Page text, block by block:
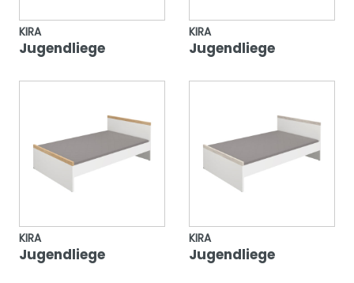
KIRA
Jugendliege
KIRA
Jugendliege
KIRA
Jugendliege
KIRA
Jugendliege